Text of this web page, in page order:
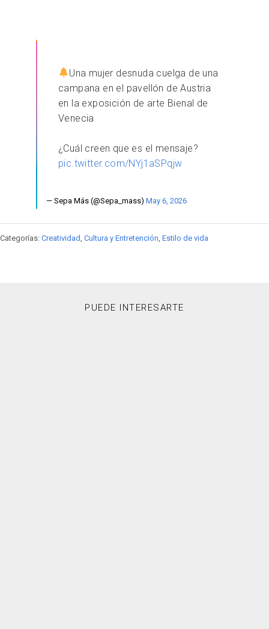
Una mujer desnuda cuelga de una
campana en el pavellón de Austria
en la exposición de arte Bienal de
Venecia
¿Cuál creen que es el mensaje?
pic.twitter.com/NYj1aSPqjw
— Sepa Más (@Sepa_mass) May 6, 2026
Categorías: Creatividad Cultura y Entretención Estilo de vida
PUEDE INTERESARTE